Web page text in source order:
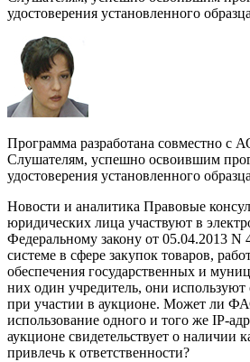
удостоверения установленного
Программа разработана совместно с
Слушателям, успешно освоившим
удостоверения установленного
Новости и аналитика Правовые
юридических лица участвуют в
Федеральному закону от 05.04.2013
системе в сфере закупок товаров,
обеспечения государственных и
них один учредитель, они
при участии в аукционе. Может ли
использование одного и того же IP-
аукционе свидетельствует о наличии
привлечь к ответственности?